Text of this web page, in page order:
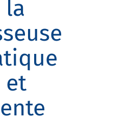
la
et